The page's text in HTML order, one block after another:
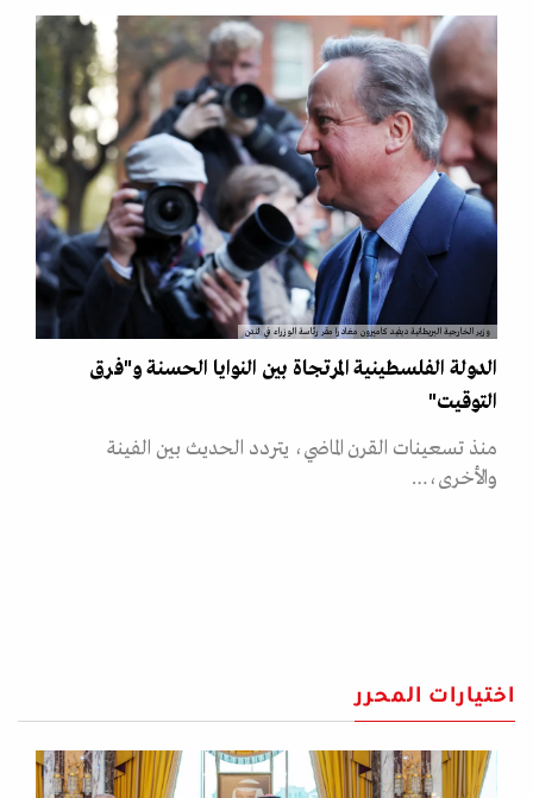
وزير الخارجية البريطانية ديفيد كاميرون مغادرا مقر رئاسة الوزراء في لندن
الدولة الفلسطينية المرتجاة بين النوايا الحسنة و"فرق
التوقيت"
منذ تسعينات القرن الماضي، يتردد الحديث بين الفينة
والأخرى،…
اختيارات المحرر